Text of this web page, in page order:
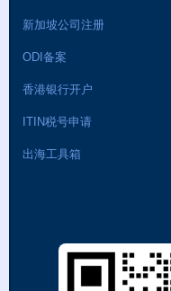
新加坡公司注册
ODI备案
香港银行开户
ITIN税号申请
出海工具箱